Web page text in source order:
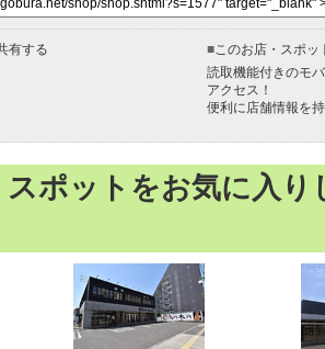
有する ■ このお店・スポ
読取機能付きのモ
アクセス！
便利に店舗情報を
スポットをお気に入